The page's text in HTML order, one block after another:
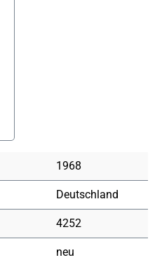
1968
Deutschland
4252
neu